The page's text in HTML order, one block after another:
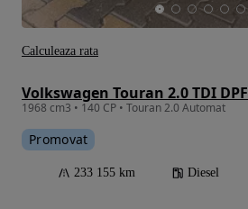
Volkswagen Touran 2.0 TDI
1968 cm3 • 140 CP • Touran 2.0 Automat
Promovat
233 155 km Diesel
Calculeaza rata